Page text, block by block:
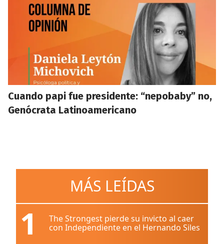
Cuando papi fue presidente: “nepobaby” no,
Genócrata Latinoamericano
MÁS LEÍDAS
1
The Strongest pierde su invicto al caer
con Independiente en el Hernando Siles